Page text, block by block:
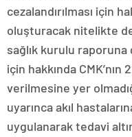
cezalandırılması için
oluşturacak nitelikte
sağlık kurulu raporuna
için hakkında
verilmesine yer
uyarınca akıl
uygulanarak tedavi